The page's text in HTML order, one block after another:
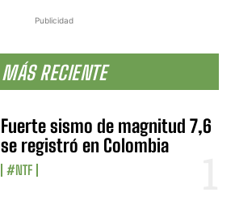
Publicidad
MÁS RECIENTE
Fuerte sismo de magnitud 7,6
se registró en Colombia
#NTF